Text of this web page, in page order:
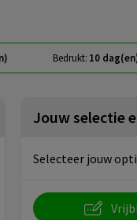
Bedrukt: 10
Jouw selectie
Selecteer jouw